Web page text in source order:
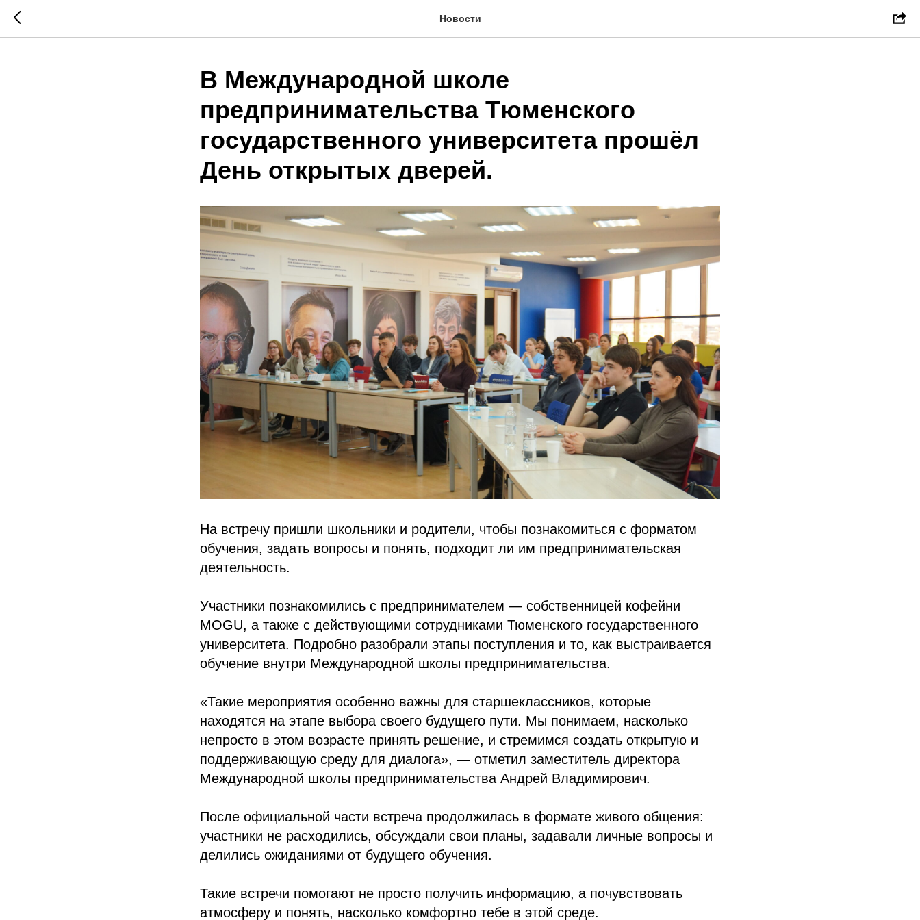
Новости
В Международной школе
предпринимательства Тюменского
государственного университета прошёл
День открытых дверей.
На встречу пришли школьники и родители, чтобы познакомиться с форматом
обучения, задать вопросы и понять, подходит ли им предпринимательская
деятельность.
Участники познакомились с предпринимателем — собственницей кофейни
MOGU, а также с действующими сотрудниками Тюменского государственного
университета. Подробно разобрали этапы поступления и то, как выстраивается
обучение внутри Международной школы предпринимательства.
«Такие мероприятия особенно важны для старшеклассников, которые
находятся на этапе выбора своего будущего пути. Мы понимаем, насколько
непросто в этом возрасте принять решение, и стремимся создать открытую и
поддерживающую среду для диалога», — отметил заместитель директора
Международной школы предпринимательства Андрей Владимирович.
После официальной части встреча продолжилась в формате живого общения:
участники не расходились, обсуждали свои планы, задавали личные вопросы и
делились ожиданиями от будущего обучения.
Такие встречи помогают не просто получить информацию, а почувствовать
атмосферу и понять, насколько комфортно тебе в этой среде.